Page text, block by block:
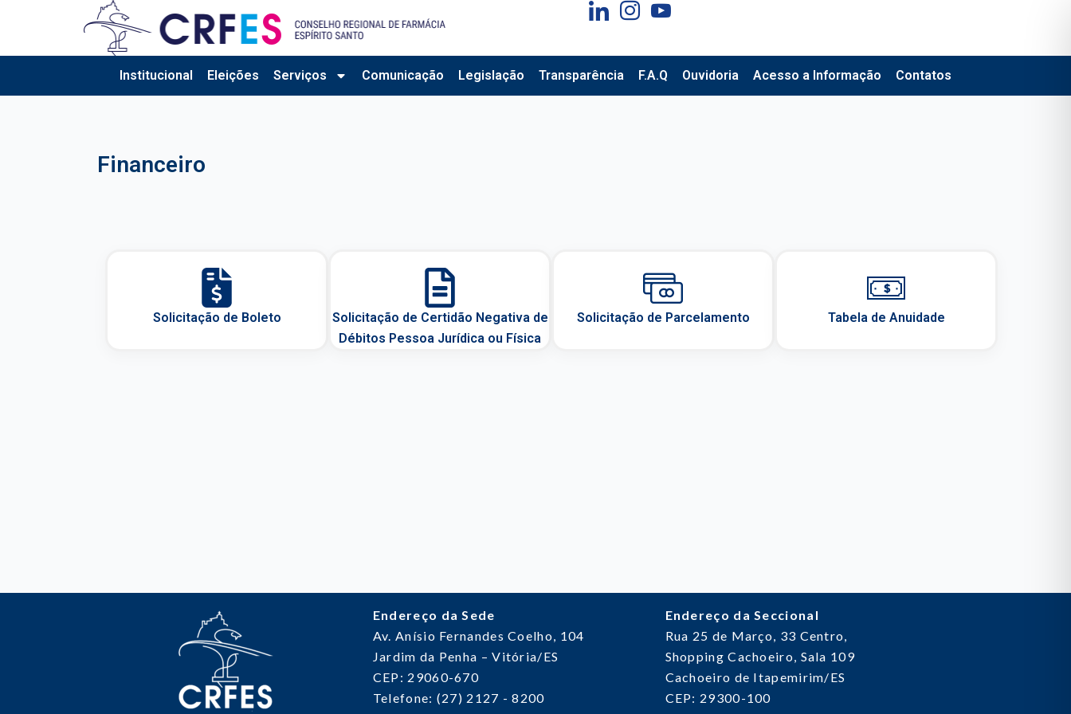
Institucional Eleições Serviços Comunicação Legislação Transparência F.A.Q Ouvidoria Acesso a Informação Contatos
Financeiro
Solicitação de Boleto
Solicitação de Certidão Negativa de
Débitos Pessoa Jurídica ou Física
Solicitação de Parcelamento Tabela de Anuidade
Endereço da Sede
Av. Anísio Fernandes Coelho, 104
Jardim da Penha – Vitória/ES
CEP: 29060-670
Telefone: (27) 2127 - 8200
Endereço da Seccional
Rua 25 de Março, 33 Centro,
Shopping Cachoeiro, Sala 109
Cachoeiro de Itapemirim/ES
CEP: 29300-100